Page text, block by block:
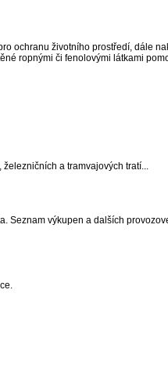
ochranu životního prostředí, dále
ropnými či fenolovými látkami
a tramvajových tratí...
Seznam výkupen a dalších